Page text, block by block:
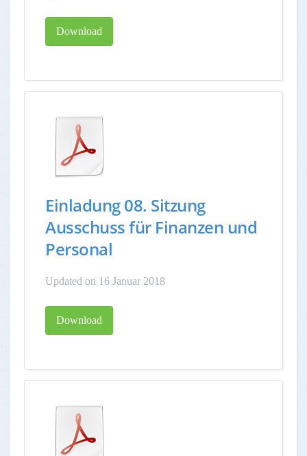
Download
Einladung 08. Sitzung
Ausschuss für Finanzen und
Personal
Updated on 16 Januar 2018
Download